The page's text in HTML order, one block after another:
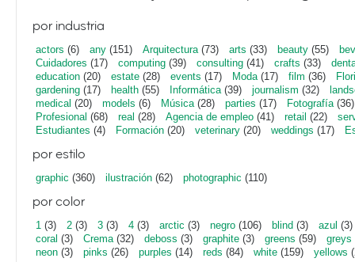
por industria
actors (6) any (151) Arquitectura(73) arts (33) beauty (55)
Cuidadores (17) computing (39) consulting (41) crafts (33)
education (20) estate (28) events (17) Moda(17) film (36)
gardening (17) health (55) Informática(39) journalism (32)
medical (20) models (6) Música(28) parties (17) Fotografía(36)
Profesional (68) real (28) Agencia de empleo (41) retail (22)
Estudiantes (4) Formación (20) veterinary (20) weddings (17)
por estilo
graphic (360) ilustración (62) photographic (110)
por color
1 (3) 2 (3) 3 (3) 4 (3) arctic (3) negro (106) blind (3) azul (3)
coral (3) Crema(32) deboss (3) graphite (3) greens (59) greys
neon (3) pinks (26) purples (14) reds (84) white (159) yellows